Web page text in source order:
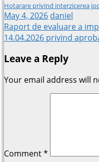
Hotarare privind interzicerea
May 4, 2026 daniel
Post
navigation
Raport de evaluare a
14.04.2026 privind
Leave a Reply
Your email address will
Comment*